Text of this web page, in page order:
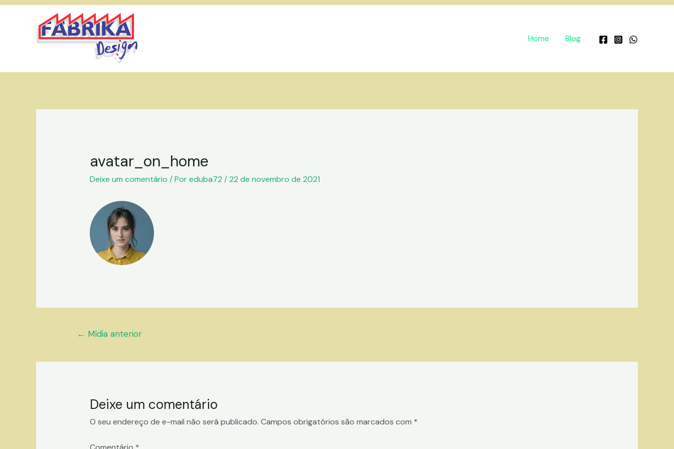
Home Blog
avatar_on_home
Deixe um comentário / Poreduba72 /22 de novembro de 2021
Navegação
← Mídia anterior
Deixe um comentário
O seu endereço de e-mail não será publicado. Campos obrigatórios são marcados com *